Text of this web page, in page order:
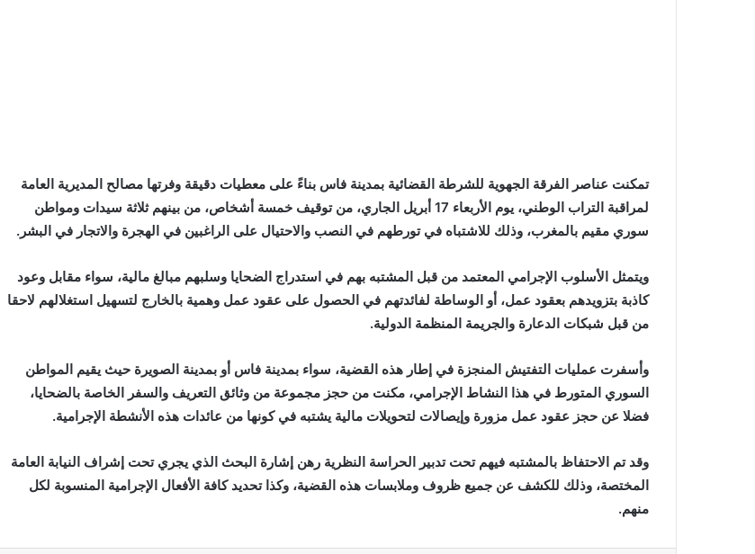
تمكنت عناصر الفرقة الجهوية للشرطة القضائية بمدينة فاس بناءً على معطيات دقيقة وفرتها مصالح المديرية العامة
لمراقبة التراب الوطني، يوم الأربعاء 17 أبريل الجاري، من توقيف خمسة أشخاص، من بينهم ثلاثة سيدات ومواطن
سوري مقيم بالمغرب، وذلك للاشتباه في تورطهم في النصب والاحتيال على الراغبين في الهجرة والاتجار في البشر.
ويتمثل الأسلوب الإجرامي المعتمد من قبل المشتبه بهم في استدراج الضحايا وسلبهم مبالغ مالية، سواء مقابل وعود
كاذبة بتزويدهم بعقود عمل، أو الوساطة لفائدتهم في الحصول على عقود عمل وهمية بالخارج لتسهيل استغلالهم لاحقا
من قبل شبكات الدعارة والجريمة المنظمة الدولية.
وأسفرت عمليات التفتيش المنجزة في إطار هذه القضية، سواء بمدينة فاس أو بمدينة الصويرة حيث يقيم المواطن
السوري المتورط في هذا النشاط الإجرامي، مكنت من حجز مجموعة من وثائق التعريف والسفر الخاصة بالضحايا،
فضلا عن حجز عقود عمل مزورة وإيصالات لتحويلات مالية يشتبه في كونها من عائدات هذه الأنشطة الإجرامية.
وقد تم الاحتفاظ بالمشتبه فيهم تحت تدبير الحراسة النظرية رهن إشارة البحث الذي يجري تحت إشراف النيابة العامة
المختصة، وذلك للكشف عن جميع ظروف وملابسات هذه القضية، وكذا تحديد كافة الأفعال الإجرامية المنسوبة لكل
منهم.